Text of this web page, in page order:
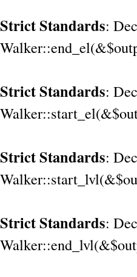
Strict Standards:
Strict Standards:
Strict Standards:
Strict Standards: